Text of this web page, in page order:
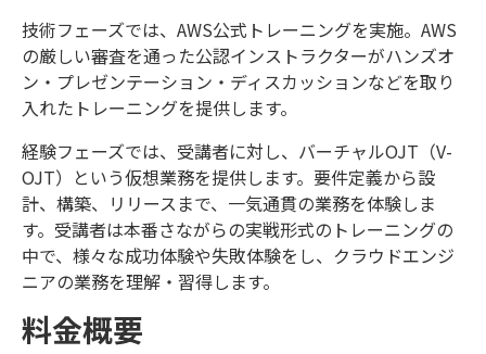
技術フェーズでは、AWS公式トレーニングを実施。AWS
の厳しい審査を通った公認インストラクターがハンズオ
ン・プレゼンテーション・ディスカッションなどを取り
入れたトレーニングを提供します。
経験フェーズでは、受講者に対し、バーチャルOJT（V-
OJT）という仮想業務を提供します。要件定義から設
計、構築、リリースまで、一気通貫の業務を体験しま
す。受講者は本番さながらの実戦形式のトレーニングの
中で、様々な成功体験や失敗体験をし、クラウドエンジ
ニアの業務を理解・習得します。
料金概要